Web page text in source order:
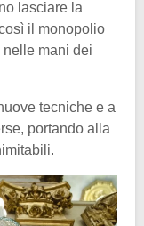
lasciare la
il monopolio
mani dei
tecniche e a
portando alla